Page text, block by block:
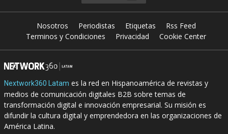
Nosotros Periodistas Etiquetas
Rss Feed
Terminos y Condiciones
Privacidad Cookie Center
Nextwork360 Latam es la red en Hispanoamérica de revistas y
medios de comunicación digitales B2B sobre temas de
transformación digital e innovación empresarial. Su misión es
difundir la cultura digital y emprendedora en las organizaciones de
América Latina.